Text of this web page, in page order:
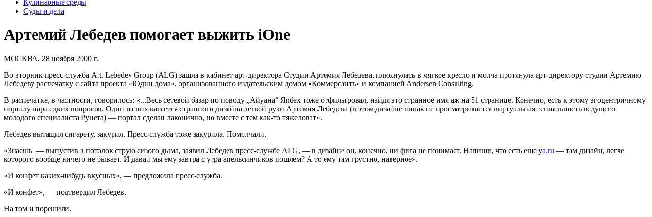
Кулинарные среды
Суды и дела
Артемий Лебедев помогает выжить iOne
МОСКВА, 28 ноября 2000 г.
Во вторник пресс-служба Art. Lebedev Group (ALG) зашла в кабинет арт-директора Студии Артемия Лебедева, плюхнулась в мягкое кресло и молча протянула арт-директору студии Артемию
Лебедеву распечатку с сайта проекта «iОдин дома», организованного издательским домом «Коммерсантъ» и компанией Andersen Consulting.
В распечатке, в частности, говорилось: «...Весь сетевой базар по поводу „Айуана“ Яndex тоже отфильтровал, найдя это странное имя аж на 51 странице. Конечно, есть к этому эгоцентричному
порталу пара едких вопросов. Один из них касается странного дизайна легкой руки Артемия Лебедева (в этом дизайне никак не просматривается виртуальная гениальность ведущего
молодого специалиста Рунета) — портал сделан лаконично, но вместе с тем как-то тяжеловат».
Лебедев вытащил сигарету, закурил. Пресс-служба тоже закурила. Помолчали.
«Знаешь, — выпустив в потолок струю сизого дыма, заявил Лебедев пресс-службе ALG, — в дизайне он, конечно, ни фига не понимает. Напиши, что есть еще ya.ru — там дизайн, легче
которого вообще ничего не бывает. И давай мы ему завтра с утра апельсинчиков пошлем? А то ему там грустно, наверное».
«И конфет каких-нибудь вкусных», — предложила пресс-служба.
«И конфет», — подтвердил Лебедев.
На том и порешили.